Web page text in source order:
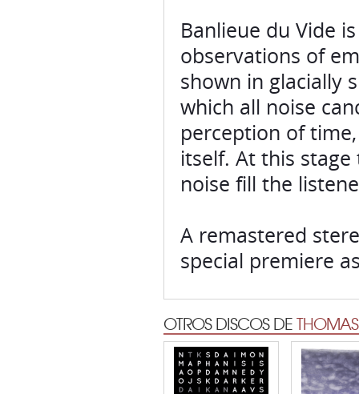
which all noise
perception of
itself. At this
noise fill the
A remastered
special premiere
OTROS DISCOS DE